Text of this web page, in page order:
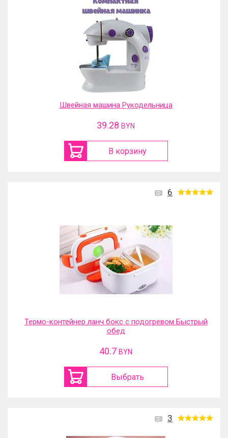
Швейная машина Рукодельница
39.28 BYN
В корзину
6
Термо-контейнер ланч бокс с подогревом Быстрый
обед
40.7 BYN
Выбрать
3